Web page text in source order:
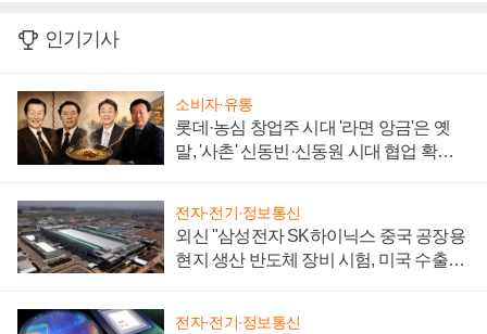
인기기사
소비자·유통
롯데·농심 창업주 시대 '라면 앙금'은 옛
말, '사촌' 신동빈·신동원 시대 협업 확대
전자·전기·정보통신
외신 "삼성전자 SK하이닉스 중국 공장용
현지 생산 반도체 장비 시험, 미국 수출통
전자·전기·정보통신